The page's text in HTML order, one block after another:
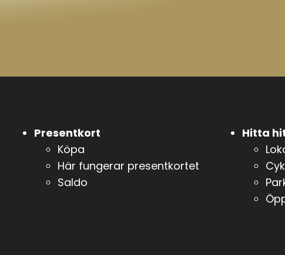
Presentkort
Köpa
Här fungerar presentkortet
Saldo
Hitta